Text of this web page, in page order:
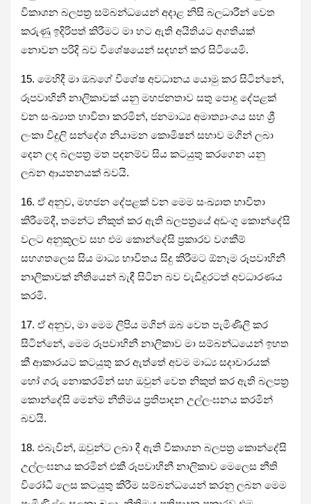
විකාශන බලපත්‍ර සම්බන්ධයෙන් අදාළ නිසි බලධාරීන් වෙත
කරුණු ඉදිරිපත් කිරීමට මා හට ඇති අයිතියට අගතියක්
නොවන පරිදි බව විශේෂයෙන් සඳහන් කර සිටියෙමි.
15. මෙහිදී මා ඔබගේ විශේෂ අවධානය යොමු කර සිටින්නේ,
රූපවාහිනී නාලිකාවක් යනු මහජනතාව සතු පොදු දේපළක්
වන සංඛ්‍යාත භාවිතා කරමින්, ජනමාධ්‍ය අමාත්‍යාංශය සහ ශ්‍රී
ලංකා විදුලි සන්දේශ නියාමන කොමිෂන් සභාව මගින් ලබා
දෙන ලද බලපත්‍ර මත පදනම්ව සිය කටයුතු කරගෙන යනු
ලබන ආයතනයක් බවයි.
16. ඒ අනුව, මහජන දේපළක් වන මෙම සංඛ්‍යාත භාවිතා
කිරීමේදී, තමන්ට නිකුත් කර ඇති බලපත්‍රයේ අඩංගු කොන්දේසි
වලට අනුකූලව සහ එම කොන්දේසි ප්‍රකාරව වගකීම්
සහගතලෙස සිය මාධ්‍ය භාවිතය සිදු කිරීමට ඕනෑම රූපවාහිනී
නාලිකාවක් නීතියෙන් බැඳී සිටින බව වැඩිදුරටත් අවධාරණය
කරමි.
17. ඒ අනුව, මා මෙම ලිපිය මගින් ඔබ වෙත පැමිණිලි කර
සිටින්නේ, මෙම රූපවාහිනී නාලිකාව මා සම්බන්ධයෙන් ඉහත
කී ආකාරයට කටයුතු කර ඇත්තේ අවම මාධ්‍ය සදාචාරයක්
හෝ ගරු නොකරමින් සහ ඔවුන් වෙත නිකුත් කර ඇති බලපත්‍ර
කොන්දේසි මෙන්ම නීතිමය ප්‍රතිපාදන උල්ලංඝනය කරමින්
බවයි.
18. එබැවින්, ඔවුන්ට ලබා දී ඇති විකාශන බලපත්‍ර කොන්දේසි
උල්ලංඝනය කරමින් එකී රූපවාහිනී නාලිකාව මෙලෙස නීති
විරෝධී ලෙස කටයුතු කිරීම සම්බන්ධයෙන් කරනු ලබන මෙම